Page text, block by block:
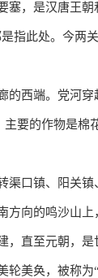
塞，是汉唐王
指此处。今两
西端。党河穿
要的作物是棉
口镇、​阳关
方向的鸣沙山
直至元朝，
轮美奂，被称